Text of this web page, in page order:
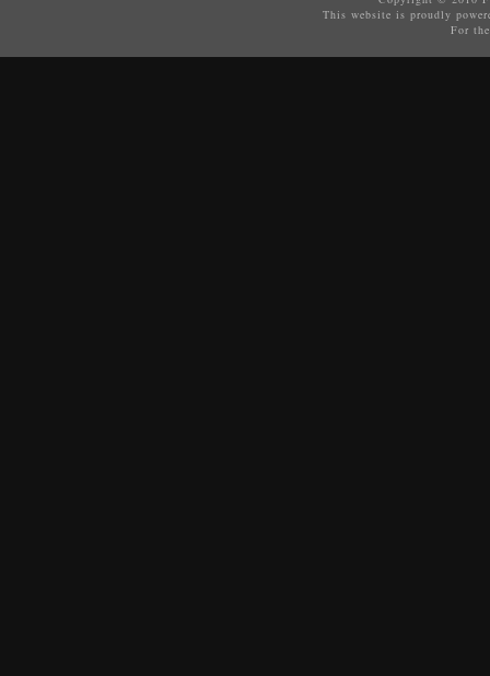
This website is proudly
For